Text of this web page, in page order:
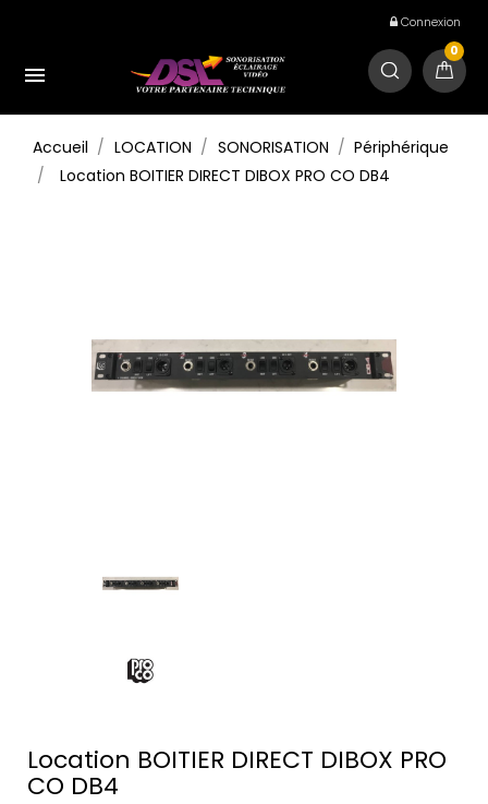
Connexion

0
Accueil LOCATION SONORISATION
Périphérique
Location BOITIER DIRECT DIBOX PRO CO DB4
Location BOITIER DIRECT DIBOX PRO
CO DB4